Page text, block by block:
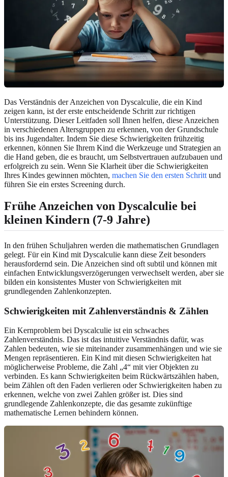
Das Verständnis der Anzeichen von Dyscalculie, die ein Kind
zeigen kann, ist der erste entscheidende Schritt zur richtigen
Unterstützung. Dieser Leitfaden soll Ihnen helfen, diese Anzeichen
in verschiedenen Altersgruppen zu erkennen, von der Grundschule
bis ins Jugendalter. Indem Sie diese Schwierigkeiten frühzeitig
erkennen, können Sie Ihrem Kind die Werkzeuge und Strategien an
die Hand geben, die es braucht, um Selbstvertrauen aufzubauen und
erfolgreich zu sein. Wenn Sie Klarheit über die Schwierigkeiten
Ihres Kindes gewinnen möchten, machen Sie den ersten Schritt und
führen Sie ein erstes Screening durch.
Frühe Anzeichen von Dyscalculie bei
kleinen Kindern (7-9 Jahre)
In den frühen Schuljahren werden die mathematischen Grundlagen
gelegt. Für ein Kind mit Dyscalculie kann diese Zeit besonders
herausfordernd sein. Die Anzeichen sind oft subtil und können mit
einfachen Entwicklungsverzögerungen verwechselt werden, aber sie
bilden ein konsistentes Muster von Schwierigkeiten mit
grundlegenden Zahlenkonzepten.
Schwierigkeiten mit Zahlenverständnis & Zählen
Ein Kernproblem bei Dyscalculie ist ein schwaches
Zahlenverständnis. Das ist das intuitive Verständnis dafür, was
Zahlen bedeuten, wie sie miteinander zusammenhängen und wie sie
Mengen repräsentieren. Ein Kind mit diesen Schwierigkeiten hat
möglicherweise Probleme, die Zahl „4“ mit vier Objekten zu
verbinden. Es kann Schwierigkeiten beim Rückwärtszählen haben,
beim Zählen oft den Faden verlieren oder Schwierigkeiten haben zu
erkennen, welche von zwei Zahlen größer ist. Dies sind
grundlegende Zahlenkonzepte, die das gesamte zukünftige
mathematische Lernen behindern können.